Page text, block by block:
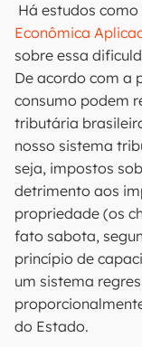
Há estudos como
Econômica
sobre essa
De acordo com a
consumo podem
tributária
nosso sistema
seja, impostos
detrimento aos
propriedade (os
fato sabota,
princípio de
um sistema
do Estado.